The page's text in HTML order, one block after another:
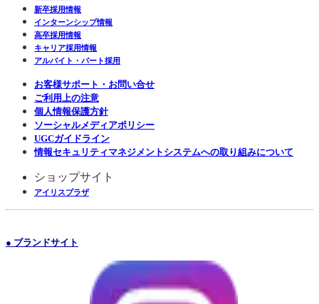
新卒採用情報
インターンシップ情報
高卒採用情報
キャリア採用情報
アルバイト・パート採用
お客様サポート・お問い合せ
ご利用上の注意
個人情報保護方針
ソーシャルメディアポリシー
UGCガイドライン
情報セキュリティマネジメントシステムへの取り組みについて
ショップサイト
アイリスプラザ
● ブランドサイト